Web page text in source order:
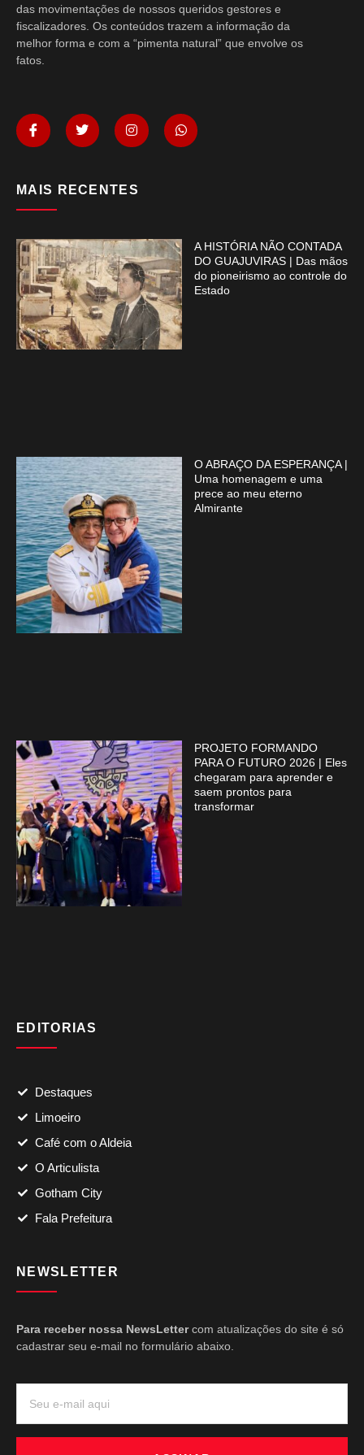
das movimentações de nossos queridos gestores e
fiscalizadores. Os conteúdos trazem a informação da
melhor forma e com a “pimenta natural” que envolve os
fatos.
MAIS RECENTES
A HISTÓRIA NÃO CONTADA
DO GUAJUVIRAS | Das mãos
do pioneirismo ao controle do
Estado
O ABRAÇO DA ESPERANÇA |
Uma homenagem e uma
prece ao meu eterno
Almirante
PROJETO FORMANDO
PARA O FUTURO 2026 | Eles
chegaram para aprender e
saem prontos para
transformar
EDITORIAS
Destaques
Limoeiro
Café com o Aldeia
O Articulista
Gotham City
Fala Prefeitura
NEWSLETTER
Para receber nossa NewsLettercom atualizações do site é só
cadastrar seu e-mail no formulário abaixo.